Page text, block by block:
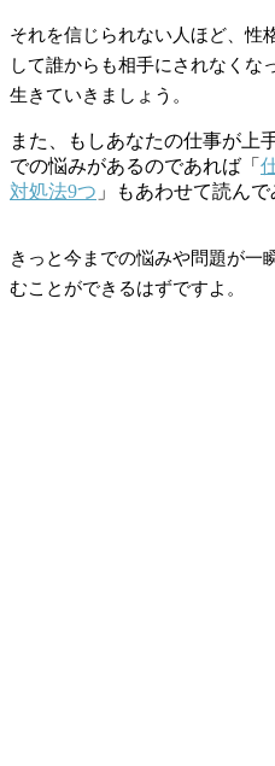
それを信じられない人ほど、性
して誰からも相手にされなくな
生きていきましょう。
また、もしあなたの仕事が上
での悩みがあるのであれば「
対処法9つ 」もあわせて読んで
きっと今までの悩みや問題が一
むことができるはずですよ。